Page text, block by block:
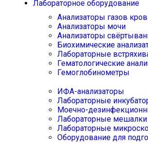
Лабораторное оборудование
Анализаторы газов
Анализаторы мочи
Анализаторы
Биохимические
Лабораторные
Гематологические
Гемоглобинометры
ИФА-анализаторы
Лабораторные
Моечно-
Лабораторные мешалки
Лабораторные
Оборудование для